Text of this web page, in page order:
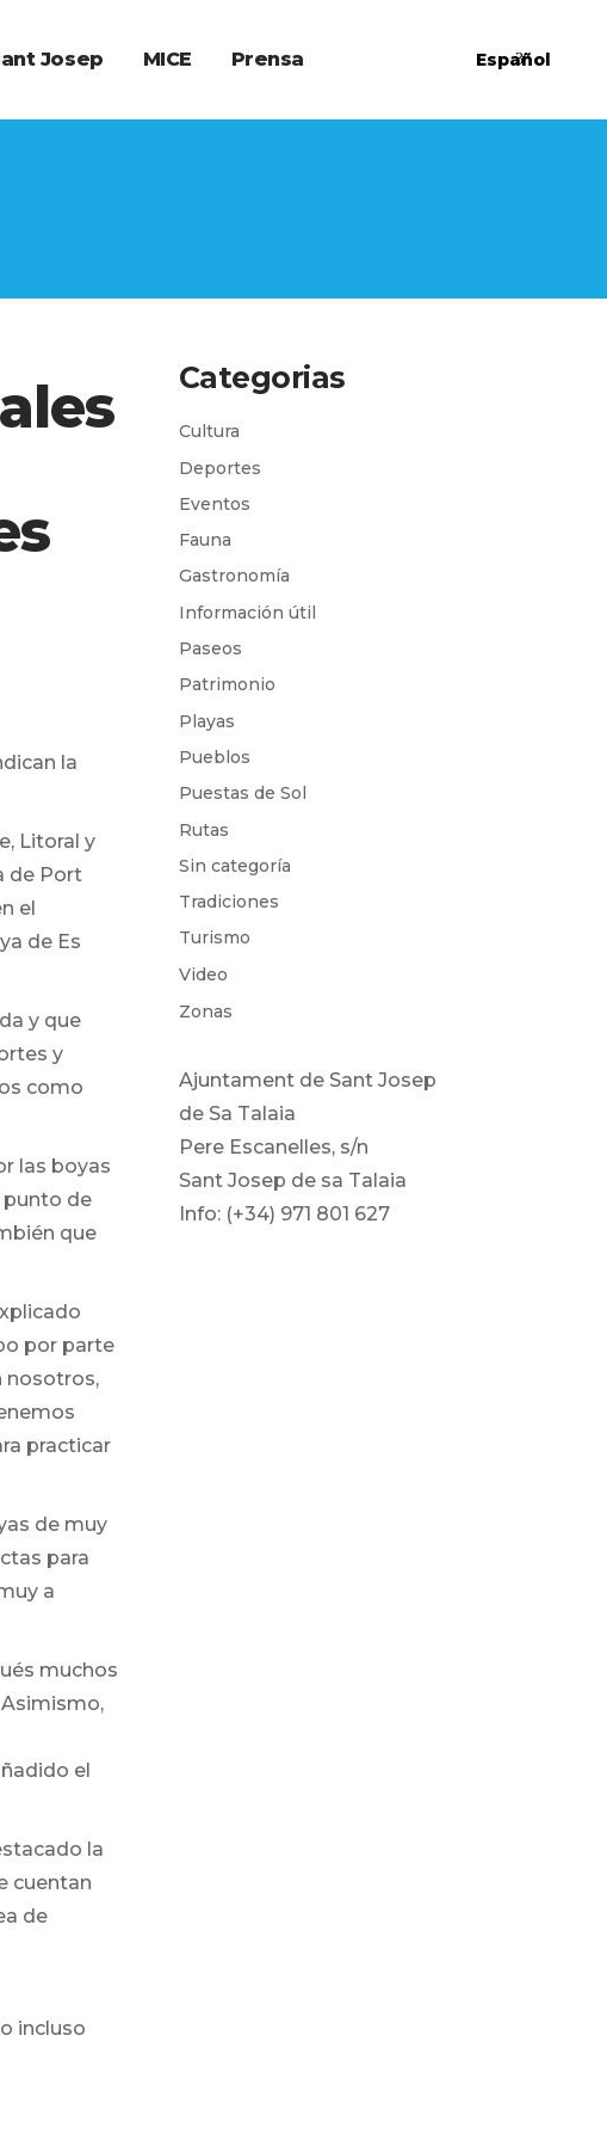
Josep MICE Prensa Español
la
Litoral y
de Port
el
de Es
y que
y
como
las boyas
punto de
que
por parte
nosotros,
practicar
de muy
para
a
muchos
el
la
cuentan
de
incluso
Categorias
Cultura
Deportes
Eventos
Fauna
Gastronomía
Información útil
Paseos
Patrimonio
Playas
Pueblos
Puestas de Sol
Rutas
Sin categoría
Tradiciones
Turismo
Video
Zonas
Ajuntament de Sant Josep
de Sa Talaia
Pere Escanelles, s/n
Sant Josep de sa Talaia
Info: (+34) 971 801 627